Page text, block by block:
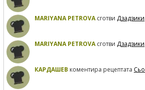
MARIYANA PETROVAсготви Дзадзики
MARIYANA PETROVAсготви Дзадзики
КАРДАШЕВ коментира рецептата